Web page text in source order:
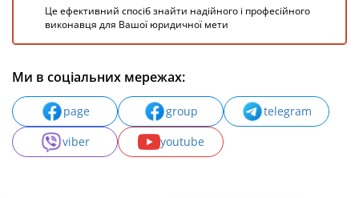
Це ефективний спосіб знайти надійного і професійного
виконавця для Вашої юридичної мети
Ми в соціальних мережах:
page group
telegram
viber
youtube